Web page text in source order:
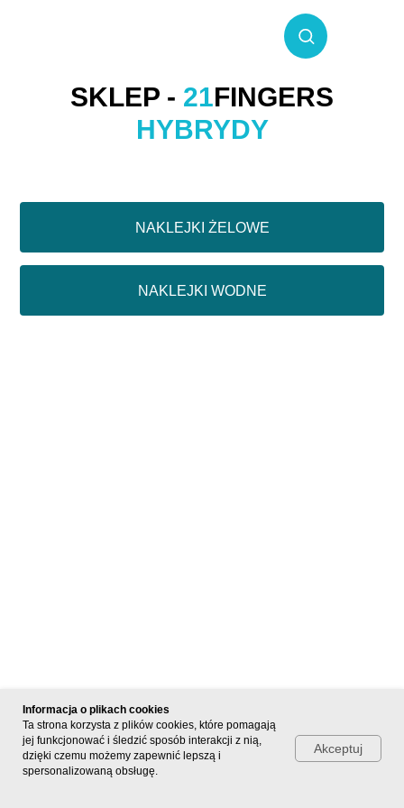
Informacja o plikach cookies
Ta strona korzysta z plików cookies, które pomagają
jej funkcjonować i śledzić sposób interakcji z nią,
dzięki czemu możemy zapewnić lepszą i
spersonalizowaną obsługę.
Akceptuj
SKLEP - 21FINGERS
HYBRYDY
NAKLEJKI ŻELOWE
NAKLEJKI WODNE